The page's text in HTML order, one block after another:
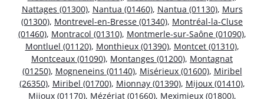
Nattages (01300), Nantua (01460), Nantua (01130), Murs
(01300), Montrevel-en-Bresse (01340), Montréal-la-Cluse
(01460), Montracol (01310), Montmerle-sur-Saône (01090),
Montluel (01120), Monthieux (01390), Montcet (01310),
Montceaux (01090), Montanges (01200), Montagnat
(01250), Mogneneins (01140), Misérieux (01600), Miribel
(26350), Miribel (01700), Mionnay (01390), Mijoux (01410),
Mijoux (01170), Mézériat (01660), Meximieux (01800),